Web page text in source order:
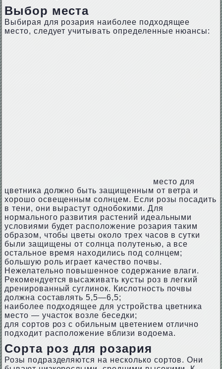
Выбор места
Выбирая для розария наиболее подходящее
место, следует учитывать определенные нюансы:
место для
цветника должно быть защищенным от ветра и
хорошо освещенным солнцем. Если розы посадить
в тени, они вырастут однобокими. Для
нормального развития растений идеальными
условиями будет расположение розария таким
образом, чтобы цветы около трех часов в сутки
были защищены от солнца полутенью, а все
остальное время находились под солнцем;
большую роль играет качество почвы.
Нежелательно повышенное содержание влаги.
Рекомендуется высаживать кусты роз в легкий
дренированный суглинок. Кислотность почвы
должна составлять 5,5—6,5;
наиболее подходящее для устройства цветника
место — участок возле беседки;
для сортов роз с обильным цветением отлично
подходит расположение вблизи водоема.
Сорта роз для розария
Розы подразделяются на несколько сортов. Они